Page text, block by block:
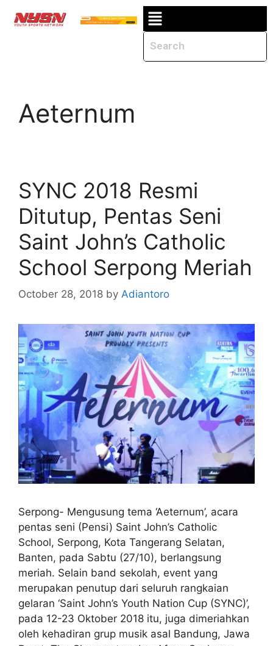
Aeternum
SYNC 2018 Resmi
Ditutup, Pentas Seni
Saint John’s Catholic
School Serpong Meriah
October 28, 2018 by Adiantoro
Serpong- Mengusung tema ‘Aeternum’, acara
pentas seni (Pensi) Saint John’s Catholic
School, Serpong, Kota Tangerang Selatan,
Banten, pada Sabtu (27/10), berlangsung
meriah. Selain band sekolah, event yang
merupakan penutup dari seluruh rangkaian
gelaran ‘Saint John’s Youth Nation Cup (SYNC)’,
pada 12-23 Oktober 2018 itu, juga dimeriahkan
oleh kehadiran grup musik asal Bandung, Jawa